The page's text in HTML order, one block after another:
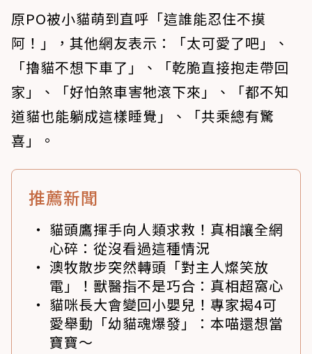
原PO被小貓萌到直呼「這誰能忍住不摸
阿！」，其他網友表示：「太可愛了吧」、
「擼貓不想下車了」、「乾脆直接抱走帶回
家」、「好怕煞車害牠滾下來」、「都不知
道貓也能躺成這樣睡覺」、「共乘總有驚
喜」。
推薦新聞
貓頭鷹揮手向人類求救！真相讓全網
心碎：從沒看過這種情況
澳牧散步突然轉頭「對主人燦笑放
電」！獸醫指不是巧合：真相超窩心
貓咪長大會變回小嬰兒！專家揭4可
愛舉動「幼貓魂爆發」：本喵還想當
寶寶～